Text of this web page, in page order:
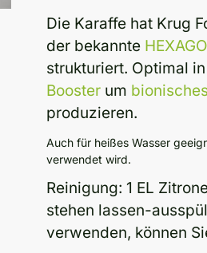
Die Karaffe hat Krug
der bekannte
strukturiert. Optimal
Boosterum
produzieren.
Auch für heißes Wasser
verwendet wird.
Reinigung: 1 EL
stehen lassen-
verwenden, können